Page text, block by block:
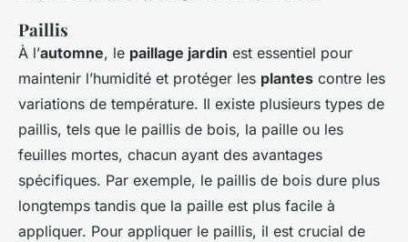
Paillis
À l’automne, le paillage jardin est essentiel pour
maintenir l’humidité et protéger les plantes contre les
variations de température. Il existe plusieurs types de
paillis, tels que le paillis de bois, la paille ou les
feuilles mortes, chacun ayant des avantages
spécifiques. Par exemple, le paillis de bois dure plus
longtemps tandis que la paille est plus facile à
appliquer. Pour appliquer le paillis, il est crucial de